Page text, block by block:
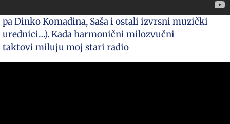
pa Dinko Komadina, Saša i ostali izvrsni muzički
urednici…). Kada harmonični milozvučni
taktovi miluju moj stari radio